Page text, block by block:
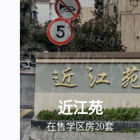
近江苑
在售学区房20套